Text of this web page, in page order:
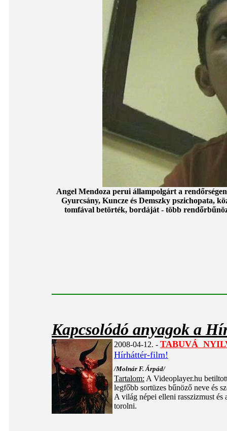
Angel Mendoza perui állampolgárt a
Gyurcsány, Kuncze és Demszky pszichopata,
tomfával betörték, bordáját - több
Kapcsolódó anyagok a
2008-04-12. - TABUVÁ
Hírháttér-film!
/Molnár F. Árpád/
Tartalom: A Videoplayer.hu
legfőbb sortüzes bűnöző neve és
A világ népei elleni rasszizmust
torolni.